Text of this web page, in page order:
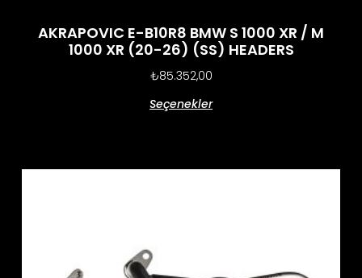
AKRAPOVIC E-B10R8 BMW S 1000 XR / M
1000 XR (20-26) (SS) HEADERS
₺85.352,00
Seçenekler